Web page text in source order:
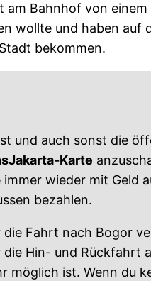
am Bahnhof von
wollte und haben auf
bekommen.
und auch sonst die
Karte
immer wieder mit Geld
bezahlen.
Fahrt nach Bogor
Hin- und Rückfahrt
möglich ist. Wenn du